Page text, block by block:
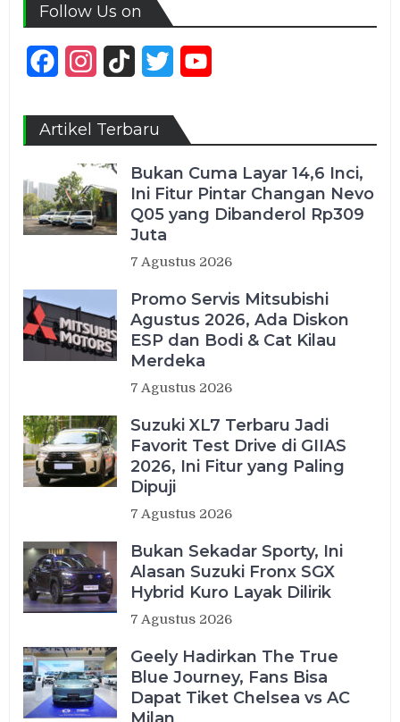
Follow Us on
FacebookInstagram
TikTok Twitter
Artikel Terbaru
Bukan Cuma Layar 14,6 Inci,
Ini Fitur Pintar Changan Nevo
Q05 yang Dibanderol Rp309
Juta
7 Agustus 2026
Promo Servis Mitsubishi
Agustus 2026, Ada Diskon
ESP dan Bodi & Cat Kilau
Merdeka
7 Agustus 2026
Suzuki XL7 Terbaru Jadi
Favorit Test Drive di GIIAS
2026, Ini Fitur yang Paling
Dipuji
7 Agustus 2026
Bukan Sekadar Sporty, Ini
Alasan Suzuki Fronx SGX
Hybrid Kuro Layak Dilirik
7 Agustus 2026
Geely Hadirkan The True
Blue Journey, Fans Bisa
Dapat Tiket Chelsea vs AC